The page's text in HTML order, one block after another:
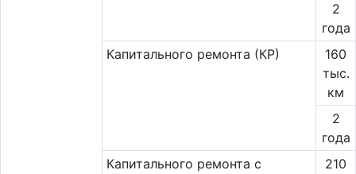
2
года
Капитального ремонта (КР)
160
тыс.
км
2
года
Капитального ремонта с
210